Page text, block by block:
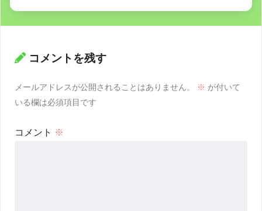
コメントを残す
メールアドレスが公開されることはありません。 ※ が付いて
いる欄は必須項目です
コメント ※